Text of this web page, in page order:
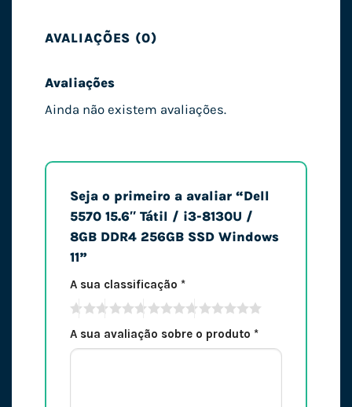
AVALIAÇÕES (0)
Avaliações
Ainda não existem avaliações.
Seja o primeiro a avaliar “Dell
5570 15.6″ Tátil / i3-8130U /
8GB DDR4 256GB SSD Windows
11”
A sua classificação *
A sua avaliação sobre o produto *